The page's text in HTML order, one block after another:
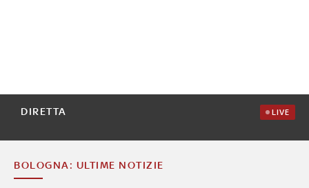
DIRETTA LIVE
BOLOGNA: ULTIME NOTIZIE